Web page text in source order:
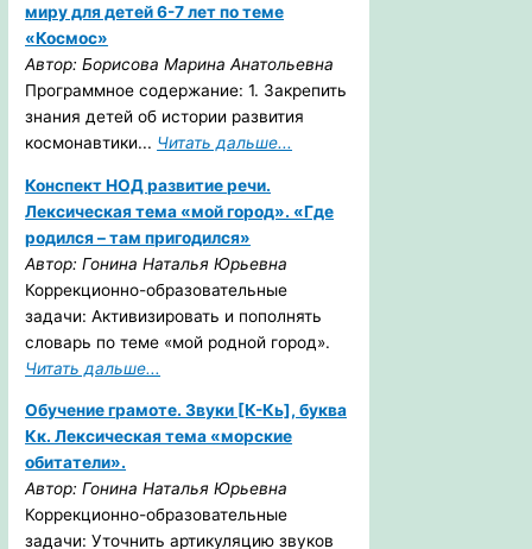
миру для детей 6-7 лет по теме
«Космос»
Автор: Борисова Марина Анатольевна
Программное содержание: 1. Закрепить
знания детей об истории развития
космонавтики... Читать дальше...
Конспект НОД развитие речи.
Лексическая тема «мой город». «Где
родился – там пригодился»
Автор: Гонина Наталья Юрьевна
Коррекционно-образовательные
задачи: Активизировать и пополнять
словарь по теме «мой родной город».
Читать дальше...
Обучение грамоте. Звуки [К-Кь], буква
Кк. Лексическая тема «морские
обитатели».
Автор: Гонина Наталья Юрьевна
Коррекционно-образовательные
задачи: Уточнить артикуляцию звуков